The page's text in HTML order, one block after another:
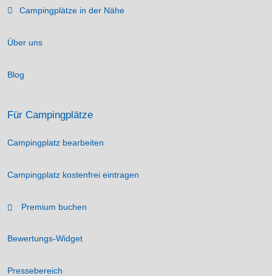
Campingplätze in der Nähe
Über uns
Blog
Für Campingplätze
Campingplatz bearbeiten
Campingplatz kostenfrei eintragen
Premium buchen
Bewertungs-Widget
Pressebereich